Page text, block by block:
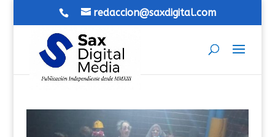
redaccion@saxdigital.com